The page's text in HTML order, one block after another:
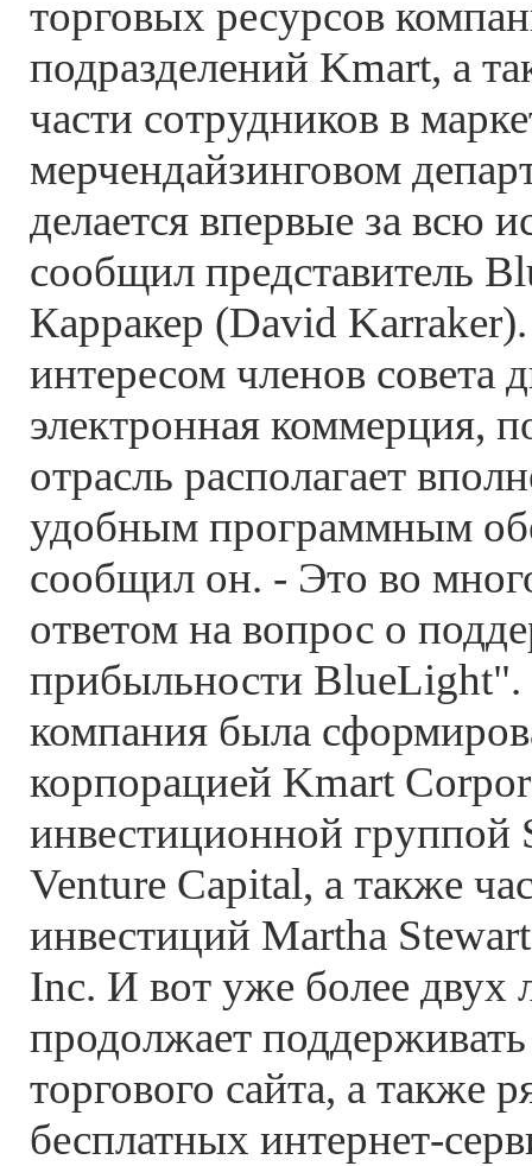
торговых ресурсов
подразделений Kmart, а
части сотрудников в
мерчендайзинговом
делается впервые за всю
сообщил представитель
Карракер (David
интересом членов совета
электронная коммерция,
отрасль располагает
удобным программным
сообщил он. - Это во
ответом на вопрос о
прибыльности
компания была
корпорацией Kmart
инвестиционной
Venture Capital, а также
инвестиций Martha
Inc. И вот уже более двух
продолжает поддерживать
торгового сайта, а также
бесплатных интернет-